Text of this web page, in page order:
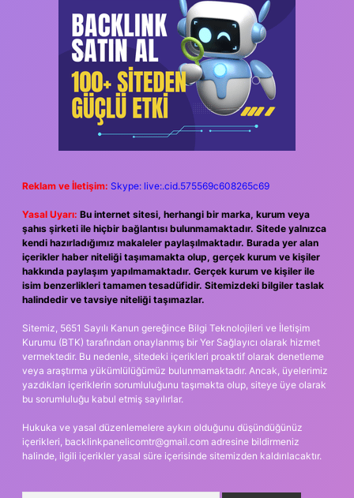
Reklam ve İletişim: Skype: live:.cid.575569c608265c69
Yasal Uyarı: Bu internet sitesi, herhangi bir marka, kurum veya
şahıs şirketi ile hiçbir bağlantısı bulunmamaktadır. Sitede yalnızca
kendi hazırladığımız makaleler paylaşılmaktadır. Burada yer alan
içerikler haber niteliği taşımamakta olup, gerçek kurum ve kişiler
hakkında paylaşım yapılmamaktadır. Gerçek kurum ve kişiler ile
isim benzerlikleri tamamen tesadüfidir. Sitemizdeki bilgiler taslak
halindedir ve tavsiye niteliği taşımazlar.
Sitemiz, 5651 Sayılı Kanun gereğince Bilgi Teknolojileri ve İletişim
Kurumu (BTK) tarafından onaylanmış bir Yer Sağlayıcı olarak hizmet
vermektedir. Bu nedenle, sitedeki içerikleri proaktif olarak denetleme
veya araştırma yükümlülüğümüz bulunmamaktadır. Ancak, üyelerimiz
yazdıkları içeriklerin sorumluluğunu taşımakta olup, siteye üye olarak
bu sorumluluğu kabul etmiş sayılırlar.
Hukuka ve yasal düzenlemelere aykırı olduğunu düşündüğünüz
içerikleri, backlinkpanelicomtr@gmail.com adresine bildirmeniz
halinde, ilgili içerikler yasal süre içerisinde sitemizden kaldırılacaktır.